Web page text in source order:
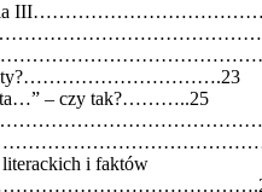
wydania
– czy tak?………..25
literackich i faktów